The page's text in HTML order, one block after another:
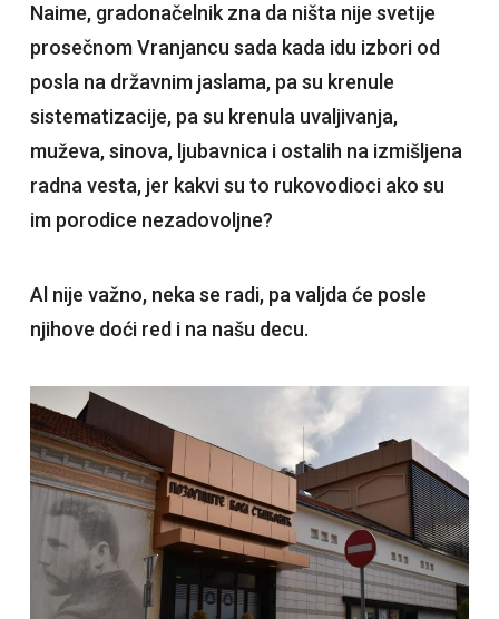
Naime, gradonačelnik zna da ništa nije svetije
prosečnom Vranjancu sada kada idu izbori od
posla na državnim jaslama, pa su krenule
sistematizacije, pa su krenula uvaljivanja,
muževa, sinova, ljubavnica i ostalih na izmišljena
radna vesta, jer kakvi su to rukovodioci ako su
im porodice nezadovoljne?
Al nije važno, neka se radi, pa valjda će posle
njihove doći red i na našu decu.